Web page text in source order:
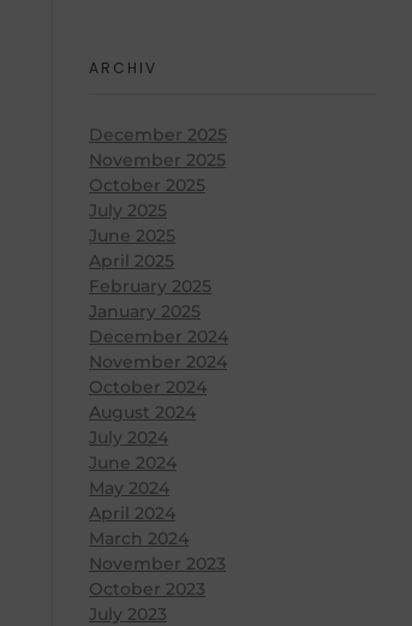
ARCHIV
December 2025
November 2025
October 2025
July 2025
June 2025
April 2025
February 2025
January 2025
December 2024
November 2024
October 2024
August 2024
July 2024
June 2024
May 2024
April 2024
March 2024
November 2023
October 2023
July 2023